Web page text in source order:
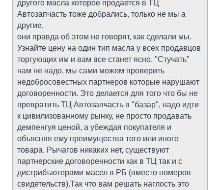
другого масла которое продается в ТЦ
Автозапчасть тоже добрались, только не мы а
другие,
они правда об этом не говорят, как сделали мы.
Узнайте цену на один тип масла у всех продавцов
торгующих им и вам все станет ясно. "Стучать"
нам не надо, мы сами можем проверить
недобросовестных партнеров которые нарушают
договоренности. Это делается для того что бы не
превратить ТЦ Автозапчасть в "базар", надо идти
к цивилизованному рынку, не просто продавать
демпенгуя ценой, а убеждая покупателя и
объясняя ему преимущества того или иного
товара. Рычагов никаких нет, существуют
партнерские договоренности как в ТЦ так и с
дистрибъютерами масел в РБ (вместо номеров
свидетельств).Так что вам решать наглость это